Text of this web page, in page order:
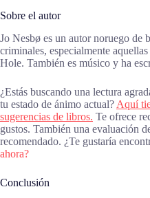
Sobre el autor
Jo Nesbø es un autor noruego de
criminales, especialmente
Hole. También es músico y ha
¿Estás buscando una lectura
tu estado de ánimo actual? Aquí
sugerencias de libros. Te ofrece
gustos. También una evaluación
recomendado. ¿Te gustaría
ahora?
Conclusión